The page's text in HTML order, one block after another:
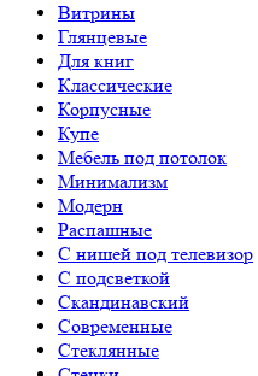
Витрины
Глянцевые
Для книг
Классические
Корпусные
Купе
Мебель под потолок
Минимализм
Модерн
Распашные
С нишей под телевизор
С подсветкой
Скандинавский
Современные
Стеклянные